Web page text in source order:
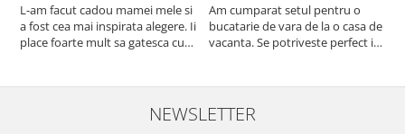
L-am facut cadou mamei mele si
a fost cea mai inspirata alegere. Ii
place foarte mult sa gatesca cu
cratita...ma gandesc serios sa imi
cumpar si eu! Recomand mult !
Am cumparat setul pentru o
bucatarie de vara de la o casa de
vacanta. Se potriveste perfect in
buna, recomand cu drag !
NEWSLETTER